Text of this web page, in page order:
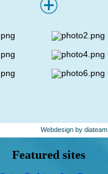
Webdesign by diateam
Featured sites